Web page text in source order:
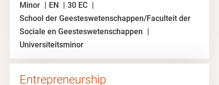
Minor EN
30 EC
School der Geesteswetenschappen/Faculteit der
Sociale en Geesteswetenschappen
Universiteitsminor
Entrepreneurship